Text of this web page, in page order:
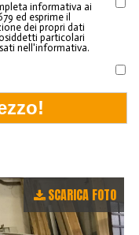
informativa ai
ed esprime il
dei propri dati
particolari
nell'informativa.
SCARICA FOTO